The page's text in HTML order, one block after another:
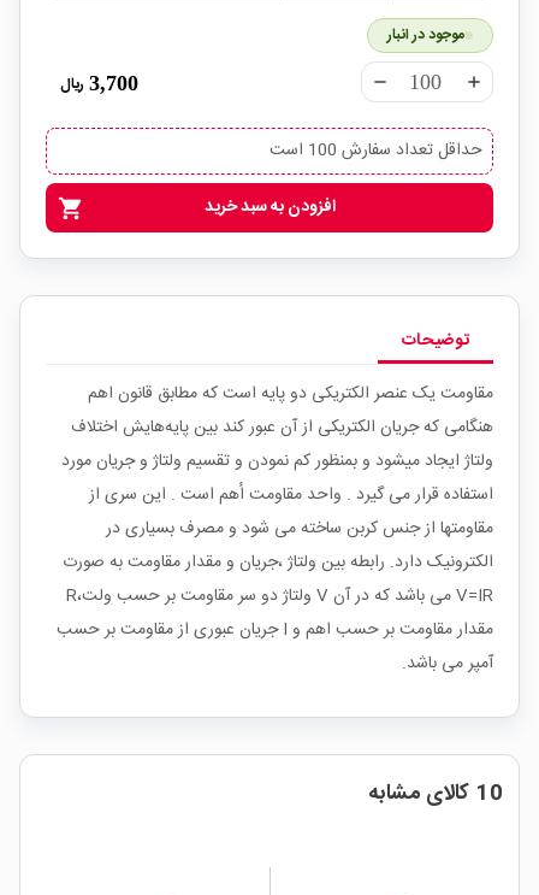
موجود در انبار
remove add
3,700 ریال
حداقل تعداد سفارش 100 است
shopping_cart افزودن به سبد خرید
توضیحات
مقاومت یک عنصر الکتریکی دو پایه است که مطابق قانون اهم
هنگامی که جریان الکتریکی از آن عبور کند بین پایه‌هایش اختلاف
ولتاژ ایجاد میشود و بمنظور کم نمودن و تقسیم ولتاژ و جریان مورد
استفاده قرار می گیرد . واحد مقاومت اُهم است . این سری از
مقاومتها از جنس کربن ساخته می شود و مصرف بسیاری در
الکترونیک دارد. رابطه بین ولتاژ ،جریان و مقدار مقاومت به صورت
V=IR می باشد که در آن V ولتاژ دو سر مقاومت بر حسب ولت،R
مقدار مقاومت بر حسب اهم و I جریان عبوری از مقاومت بر حسب
آمپر می باشد.
10 کالای مشابه